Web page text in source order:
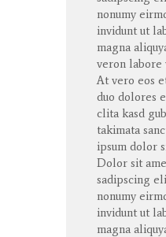
nonumy
invidunt ut
magna
veron labore
At vero eos
duo dolores
clita kasd
takimata
ipsum dolor
Dolor sit
sadipscing
nonumy
invidunt ut
magna